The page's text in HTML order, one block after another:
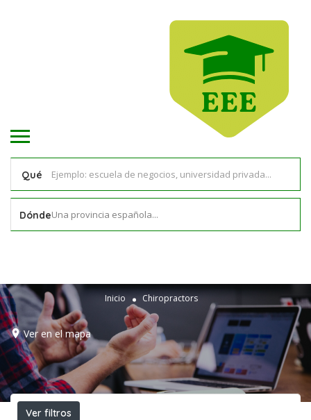
Qué
DóndeUna provincia española...
Inicio Chiropractors
Ver en el mapa
Ver filtros